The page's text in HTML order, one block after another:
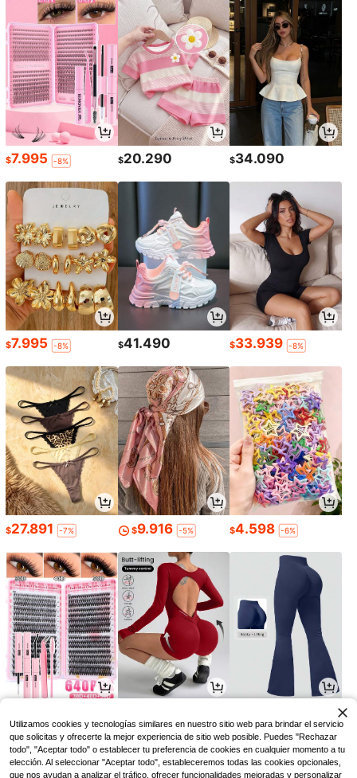
$7.995 -8% $20.290 $34.090
$7.995 -8% $41.490 $33.939 -8%
$27.891 -7% $9.916 -5% $4.598 -6%
Utilizamos cookies y tecnologías similares en nuestro sitio web para brindar el servicio
que solicitas y ofrecerte la mejor experiencia de sitio web posible. Puedes "Rechazar
todo", "Aceptar todo" o establecer tu preferencia de cookies en cualquier momento a tu
elección. Al seleccionar "Aceptar todo", estableceremos todas las cookies opcionales,
que nos ayudan a analizar el tráfico, ofrecer funcionalidades mejoradas y personalizar